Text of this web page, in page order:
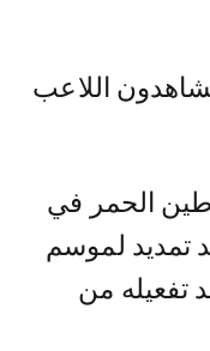
اللاعب
الحمر في
تمديد لموسم
تفعيله من